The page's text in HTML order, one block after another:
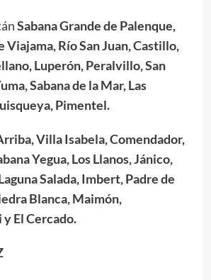
Sabana Grande de Palenque,
Viajama, Río San Juan, Castillo,
Luperón, Peralvillo, San
Sabana de la Mar, Las
Pimentel.
Villa Isabela, Comendador,
Yegua, Los Llanos, Jánico,
Salada, Imbert, Padre de
Blanca, Maimón,
El Cercado.